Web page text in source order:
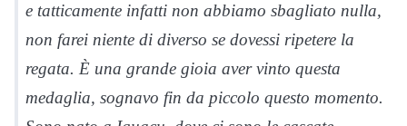
e tatticamente infatti non abbiamo sbagliato nulla,
non farei niente di diverso se dovessi ripetere la
regata. È una grande gioia aver vinto questa
medaglia, sognavo fin da piccolo questo momento.